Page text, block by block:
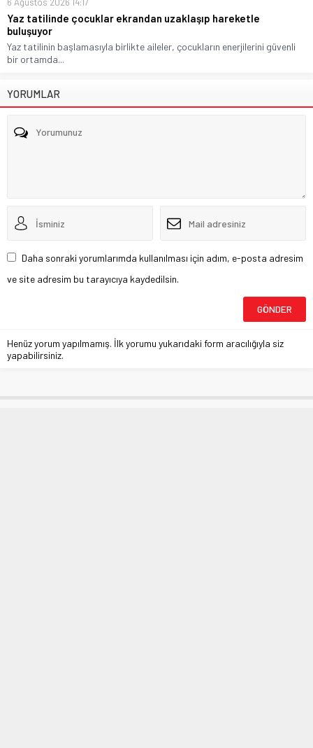
6 Ağustos 2026 14:17
Yaz tatilinde çocuklar ekrandan uzaklaşıp hareketle
buluşuyor
Yaz tatilinin başlamasıyla birlikte aileler, çocukların enerjilerini güvenli
bir ortamda...
YORUMLAR
Daha sonraki yorumlarımda kullanılması için adım, e-posta adresim
ve site adresim bu tarayıcıya kaydedilsin.
Henüz yorum yapılmamış. İlk yorumu yukarıdaki form aracılığıyla siz
yapabilirsiniz.